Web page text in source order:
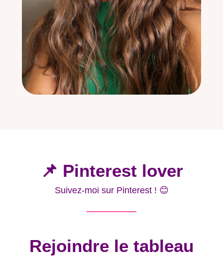
📌 Pinterest lover
Suivez-moi sur Pinterest ! 😊
Rejoindre le tableau